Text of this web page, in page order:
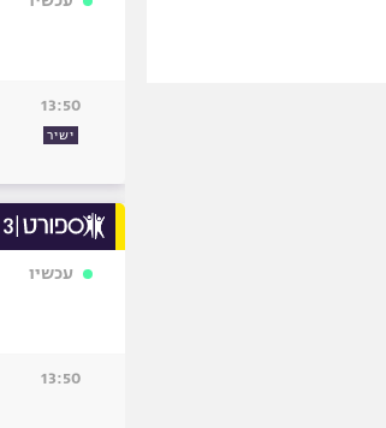
13:50
ישיר
עכשיו
13:50